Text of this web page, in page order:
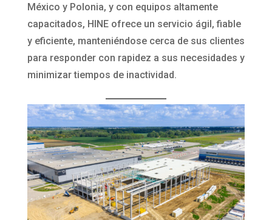
México y Polonia, y con equipos altamente
capacitados, HINE ofrece un servicio ágil, fiable
y eficiente, manteniéndose cerca de sus clientes
para responder con rapidez a sus necesidades y
minimizar tiempos de inactividad.